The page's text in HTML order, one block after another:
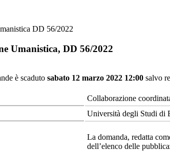
DD 56/2022
Umanistica, DD 56/2022
è scaduto sabato 12 marzo 2022 12:00 salvo
Collaborazione
Università degli Studi di
La domanda, redatta
dell’elenco delle